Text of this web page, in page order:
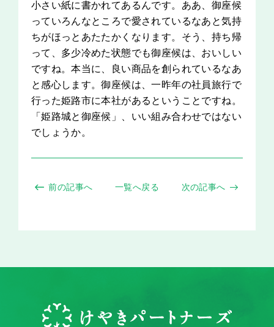
小さい紙に書かれてあるんです。ああ、御座候
っていろんなところで愛されているなあと気持
ちがほっとあたたかくなります。そう、持ち帰
って、多少冷めた状態でも御座候は、おいしい
ですね。本当に、良い商品を創られているなあ
と感心します。御座候は、一昨年の社員旅行で
行った姫路市に本社があるということですね。
「姫路城と御座候」、いい組み合わせではない
でしょうか。
前の記事へ 一覧へ戻る 次の記事へ